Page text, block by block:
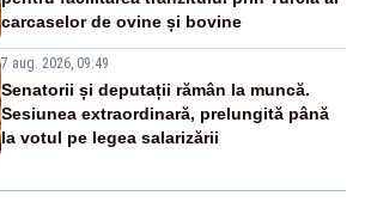
carcaselor de ovine și bovine
7 aug. 2026, 09:49
Senatorii și deputații rămân la muncă.
Sesiunea extraordinară, prelungită până
la votul pe legea salarizării